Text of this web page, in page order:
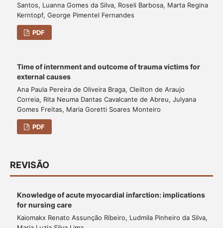
Santos, Luanna Gomes da Silva, Roseli Barbosa, Marta Regina
Kerntopf, George Pimentel Fernandes
PDF
Time of internment and outcome of trauma victims for
external causes
Ana Paula Pereira de Oliveira Braga, Cleilton de Araujo
Correia, Rita Neuma Dantas Cavalcante de Abreu, Julyana
Gomes Freitas, Maria Goretti Soares Monteiro
PDF
REVISÃO
Knowledge of acute myocardial infarction: implications
for nursing care
Kaiomakx Renato Assunção Ribeiro, Ludmila Pinheiro da Silva,